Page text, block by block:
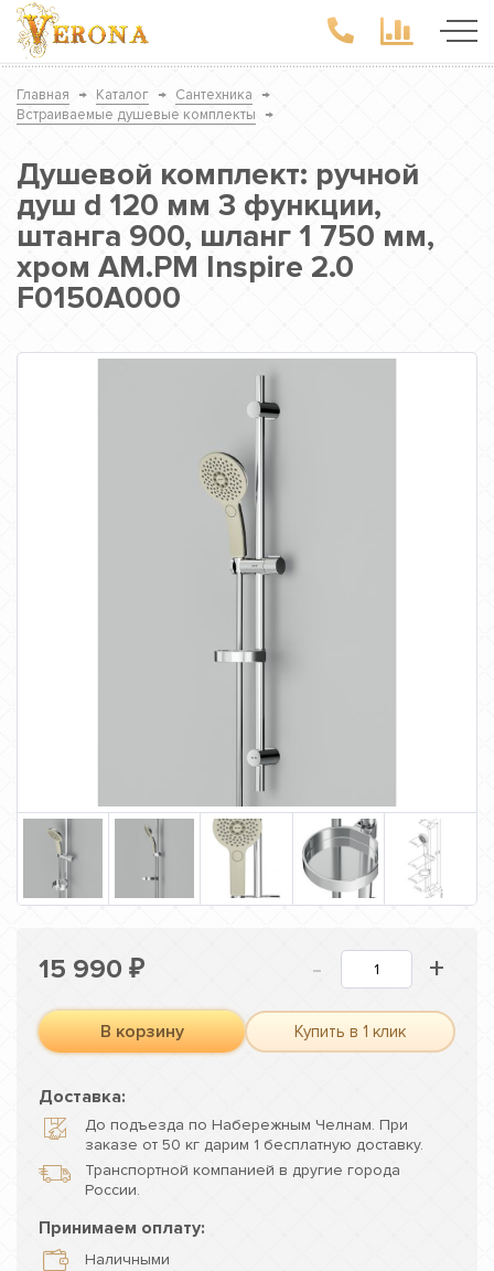
Главная → Каталог → Сантехника
→
Встраиваемые душевые комплекты
→
Душевой комплект: ручной
душ d 120 мм 3 функции,
штанга 900, шланг 1 750 мм,
хром AM.PM Inspire 2.0
F0150A000
15 990 ₽ - +
В корзину Купить в 1 клик
Доставка:
До подъезда по Набережным Челнам. При
заказе от 50 кг дарим 1 бесплатную доставку.
Транспортной компанией в другие города
России.
Принимаем оплату:
Наличными